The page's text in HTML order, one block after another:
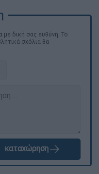
με δική σας ευθύνη. Το
σχόλια θα
καταχώρηση